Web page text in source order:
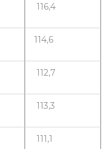
116,4
114,6
112,7
113,3
111,1